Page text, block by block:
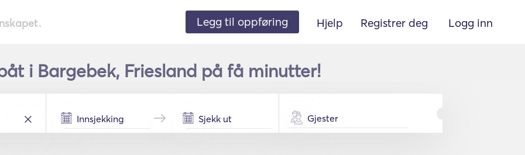
Legg til oppføring Hjelp Registrer deg Logg inn
i Bargebek, Friesland på få minutter!
Gjester